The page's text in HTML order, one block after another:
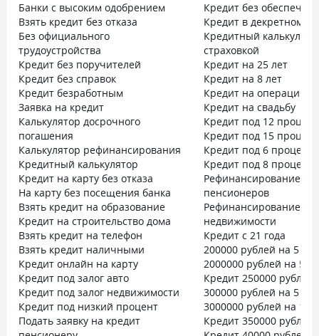
Банки с высоким одобрением
Взять кредит без отказа
Без официального
трудоустройства
Кредит без поручителей
Кредит без справок
Кредит безработным
Заявка на кредит
Калькулятор досрочного
погашения
Калькулятор рефинансирования
Кредитный калькулятор
Кредит на карту без отказа
На карту без посещения банка
Взять кредит на образование
Кредит на строительство дома
Взять кредит на телефон
Взять кредит наличными
Кредит онлайн на карту
Кредит под залог авто
Кредит под залог недвижимости
Кредит под низкий процент
Подать заявку на кредит
Кредит без
Кредит в декретном
Кредитный
страховкой
Кредит на 25 лет
Кредит на 8 лет
Кредит на операцию
Кредит на свадьбу
Кредит под 12
Кредит под 15
Кредит под 6
Кредит под 8
Рефинансирование
пенсионеров
Рефинансирование
недвижимости
Кредит с 21 года
200000 рублей на 5 лет
2000000 рублей на 5
Кредит 250000 рублей
300000 рублей на 5 лет
3000000 рублей на 10
Кредит 350000 рублей